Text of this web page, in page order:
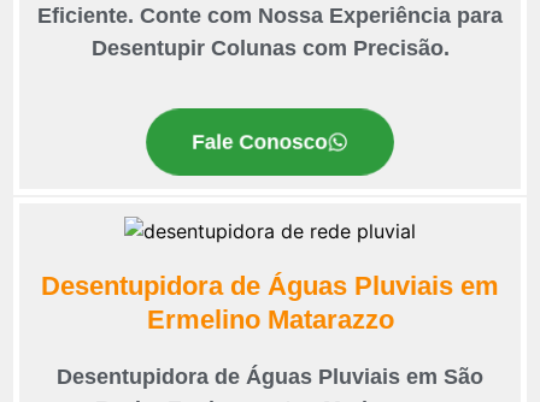
Eficiente. Conte com Nossa Experiência para
Desentupir Colunas com Precisão.
Fale Conosco
Desentupidora de Águas Pluviais em
Ermelino Matarazzo
Desentupidora de Águas Pluviais em São